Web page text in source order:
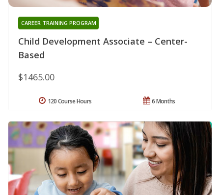
Child Development Associate – Center-
Based
CAREER TRAINING PROGRAM
$1465.00
6 Months
120 Course Hours